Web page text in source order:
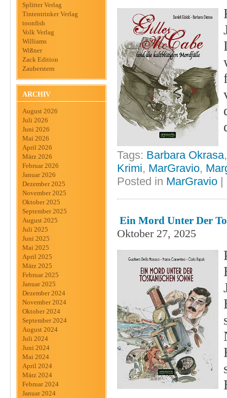
Splitter Verlag
Tintentrinker Verlag
toonfish
Volk Verlag
Williams
Wißner
Zack Edition
Zauberstern
ARCHIV
August 2026
Juli 2026
Juni 2026
Mai 2026
April 2026
März 2026
Februar 2026
Januar 2026
Dezember 2025
November 2025
Oktober 2025
September 2025
August 2025
Juli 2025
Juni 2025
Mai 2025
April 2025
März 2025
Februar 2025
Januar 2025
Dezember 2024
November 2024
Oktober 2024
September 2024
August 2024
Juli 2024
Juni 2024
Mai 2024
April 2024
März 2024
Februar 2024
Januar 2024
Tags: Barbara Okrasa
Krimi, MarGravio,
Posted in MarGravio |
Ein Mord Unter Der
Oktober 27, 2025